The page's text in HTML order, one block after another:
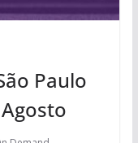
Paulo